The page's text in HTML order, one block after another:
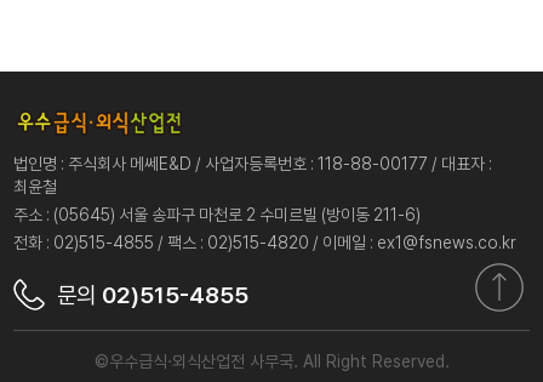
법인명 : 주식회사 메쎄E&D / 사업자등록번호 : 118-88-00177 / 대표자 :
최윤철
주소 : (05645) 서울 송파구 마천로 2 수미르빌 (방이동 211-6)
전화 : 02)515-4855 / 팩스 : 02)515-4820 / 이메일 : ex1@fsnews.co.kr
문의 02)515-4855
©우수급식·외식산업전 사무국. All Right Reserved.